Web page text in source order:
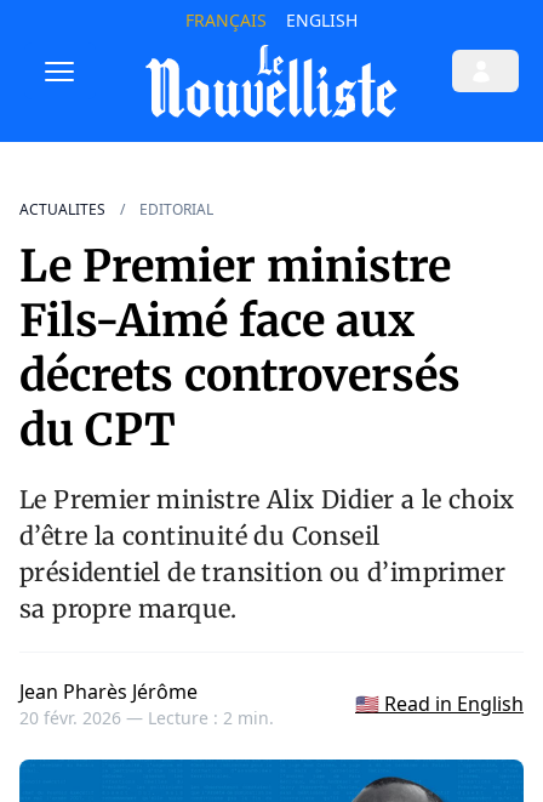
FRANÇAIS ENGLISH
ACTUALITES EDITORIAL
Le Premier ministre
Fils-Aimé face aux
décrets controversés
du CPT
Le Premier ministre Alix Didier a le choix
d’être la continuité du Conseil
présidentiel de transition ou d’imprimer
sa propre marque.
Jean Pharès Jérôme
20 févr. 2026 — Lecture : 2 min.
🇺🇸 Read in English